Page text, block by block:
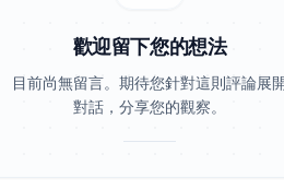
歡迎留下您的想法
目前尚無留言。期待您針對這則評論展
對話，分享您的觀察。